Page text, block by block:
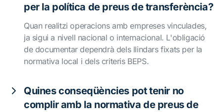
per la política de preus de transferència?
Quan realitzi operacions amb empreses vinculades,
ja sigui a nivell nacional o internacional. L'obligació
de documentar dependrà dels llindars fixats per la
normativa local i dels criteris BEPS.
Quines conseqüències pot tenir no
complir amb la normativa de preus de